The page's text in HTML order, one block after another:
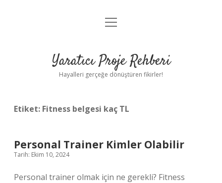
Anasayfa
Yasal Uyarı
menüyü
Yaratıcı Proje Rehberi
Hayalleri gerçeğe dönüştüren fikirler!
Etiket: Fitness belgesi kaç TL
Personal Trainer Kimler Olabilir
Tarih: Ekim 10, 2024
Personal trainer olmak için ne gerekli? Fitness